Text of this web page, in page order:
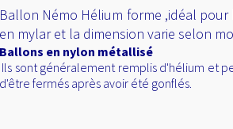
Ballon Némo Hélium forme ,idéal
en mylar et la dimension varie selon
Ballons en nylon métallisé
Ils sont généralement remplis d'hélium et
d'être fermés après avoir été gonflés.